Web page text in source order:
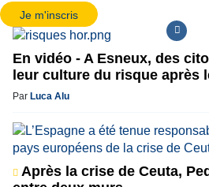
Je m'inscris
En vidéo - A Esneux, des
leur culture du risque après
Par Luca Alu
Après la crise de Ceuta,